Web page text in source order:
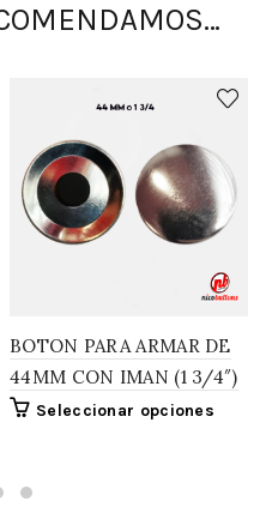
BOTON PARA ARMAR DE
44MM CON IMAN (1 3/4″)
Seleccionar opciones